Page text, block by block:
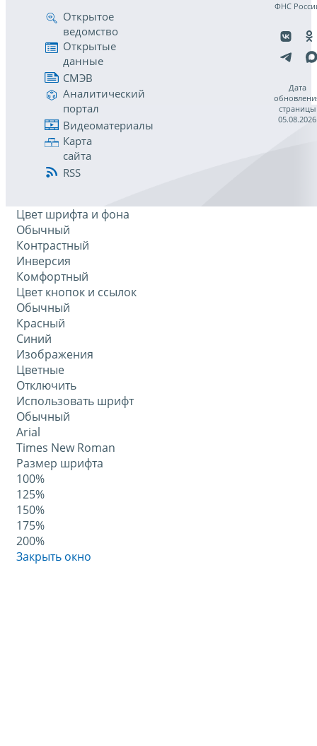
Открытое
ведомство
Открытые
данные
СМЭВ
Аналитический
портал
Видеоматериалы
Карта
сайта
RSS
ФНС
Дата
страницы
05.08.2026
Цвет шрифта и фона
Обычный
Контрастный
Инверсия
Комфортный
Цвет кнопок и ссылок
Обычный
Красный
Синий
Изображения
Цветные
Отключить
Использовать шрифт
Обычный
Arial
Times New Roman
Размер шрифта
100%
125%
150%
175%
200%
Закрыть окно